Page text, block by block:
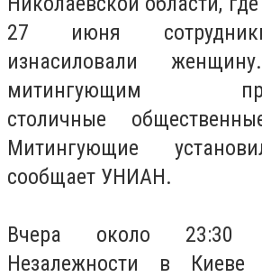
27 июня
изнасиловали
митингующим
столичные
Митингующие
сообщает УНИАН.
Вчера около 23:30
Незалежности в Киеве